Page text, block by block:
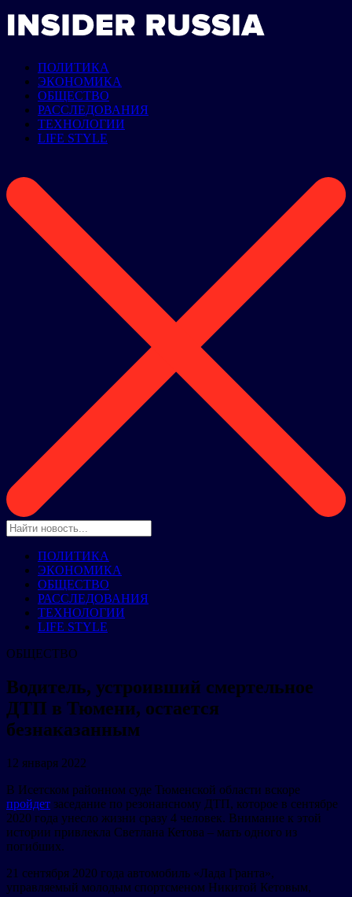
ПОЛИТИКА
ЭКОНОМИКА
ОБЩЕСТВО
РАССЛЕДОВАНИЯ
ТЕХНОЛОГИИ
LIFE STYLE
ПОЛИТИКА
ЭКОНОМИКА
ОБЩЕСТВО
РАССЛЕДОВАНИЯ
ТЕХНОЛОГИИ
LIFE STYLE
ОБЩЕСТВО
Водитель, устроивший смертельное
ДТП в Тюмени, остается
безнаказанным
12 января 2022
В Исетском районном суде Тюменской области вскоре
пройдет заседание по резонансному ДТП, которое в сентябре
2020 года унесло жизни сразу 4 человек. Внимание к этой
истории привлекла Светлана Кетова – мать одного из
погибших.
21 сентября 2020 года автомобиль «Лада Гранта»,
управляемый молодым спортсменом Никитой Кетовым,